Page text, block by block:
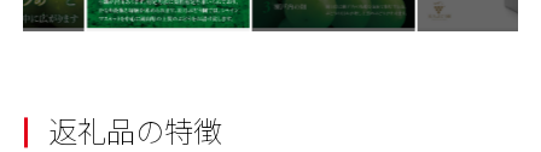
返礼品の特徴